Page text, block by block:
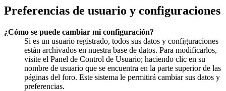
Preferencias de usuario y configuraciones
¿Cómo se puede cambiar mi configuración?
Si es un usuario registrado, todos sus datos y configuraciones
están archivados en nuestra base de datos. Para modificarlos,
visite el Panel de Control de Usuario; haciendo clic en su
nombre de usuario que se encuentra en la parte superior de las
páginas del foro. Este sistema le permitirá cambiar sus datos y
preferencias.